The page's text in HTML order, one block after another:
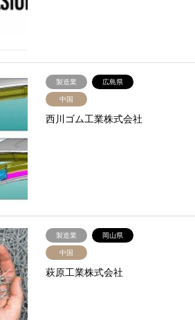
製造業 広島県
中国
西川ゴム工業株式会社
製造業 岡山県
中国
萩原工業株式会社